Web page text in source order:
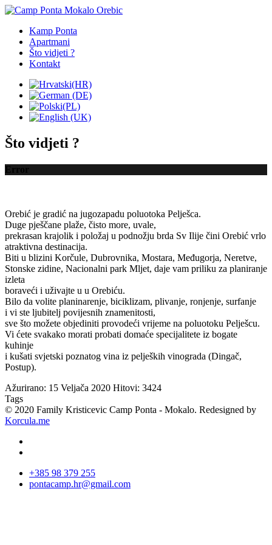
Kamp Ponta
Apartmani
Što vidjeti ?
Kontakt
Što vidjeti ?
Error
Orebić je gradić na jugozapadu poluotoka Pelješca.
Duge pješčane plaže, čisto more, uvale,
prekrasan krajolik i položaj u podnožju brda Sv Ilije čini Orebić vrlo
atraktivna destinacija.
Biti u blizini Korčule, Dubrovnika, Mostara, Međugorja, Neretve,
Stonske zidine, Nacionalni park Mljet, daje vam priliku za planiranje
izleta
boraveći i uživajte u u Orebiću.
Bilo da volite planinarenje, biciklizam, plivanje, ronjenje, surfanje
i vi ste ljubitelj povijesnih znamenitosti,
sve što možete objediniti provodeći vrijeme na poluotoku Pelješcu.
Vi ćete svakako morati probati domaće specijalitete iz bogate
kuhinje
i kušati svjetski poznatog vina iz peljeških vinograda (Dingač,
Postup).
Ažurirano: 15 Veljača 2020 Hitovi: 3424
Tags
© 2020 Family Kristicevic Camp Ponta - Mokalo. Redesigned by
Korcula.me
+385 98 379 255
pontacamp.hr@gmail.com